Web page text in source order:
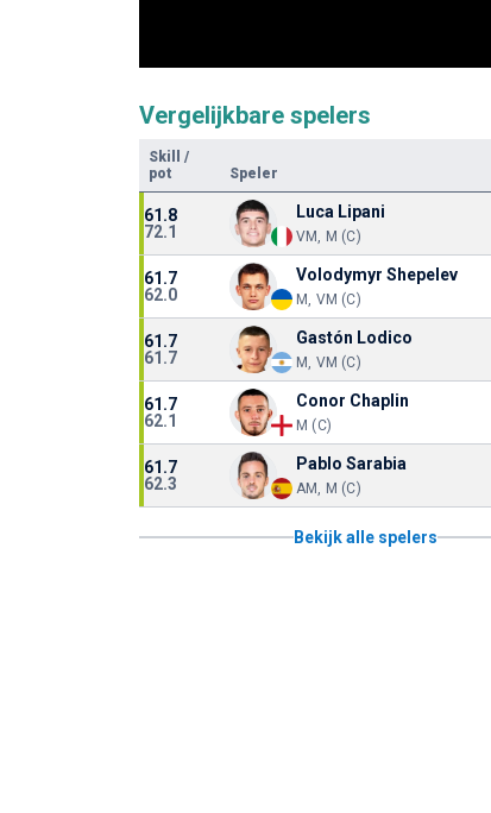
Vergelijkbare spelers
Skill
/
pot
Speler
61.8
72.1
Luca Lipani
VM, M (C)
61.7
62.0
Volodymyr Shepelev
M, VM (C)
61.7
61.7
Gastón Lodico
M, VM (C)
61.7
62.1
Conor Chaplin
M (C)
61.7
62.3
Pablo Sarabia
AM, M (C)
Bekijk alle spelers